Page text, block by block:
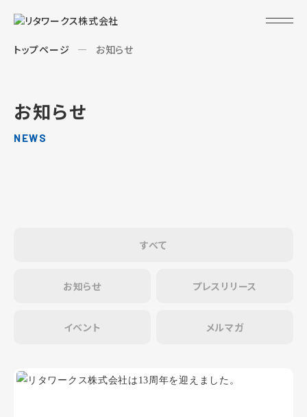
トップページ お知らせ
お知らせ
NEWS
すべて
お知らせ プレスリリース
イベント メルマガ